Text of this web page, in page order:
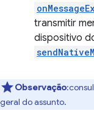
transmitir
dispositivo
Observação
geral do assunto.